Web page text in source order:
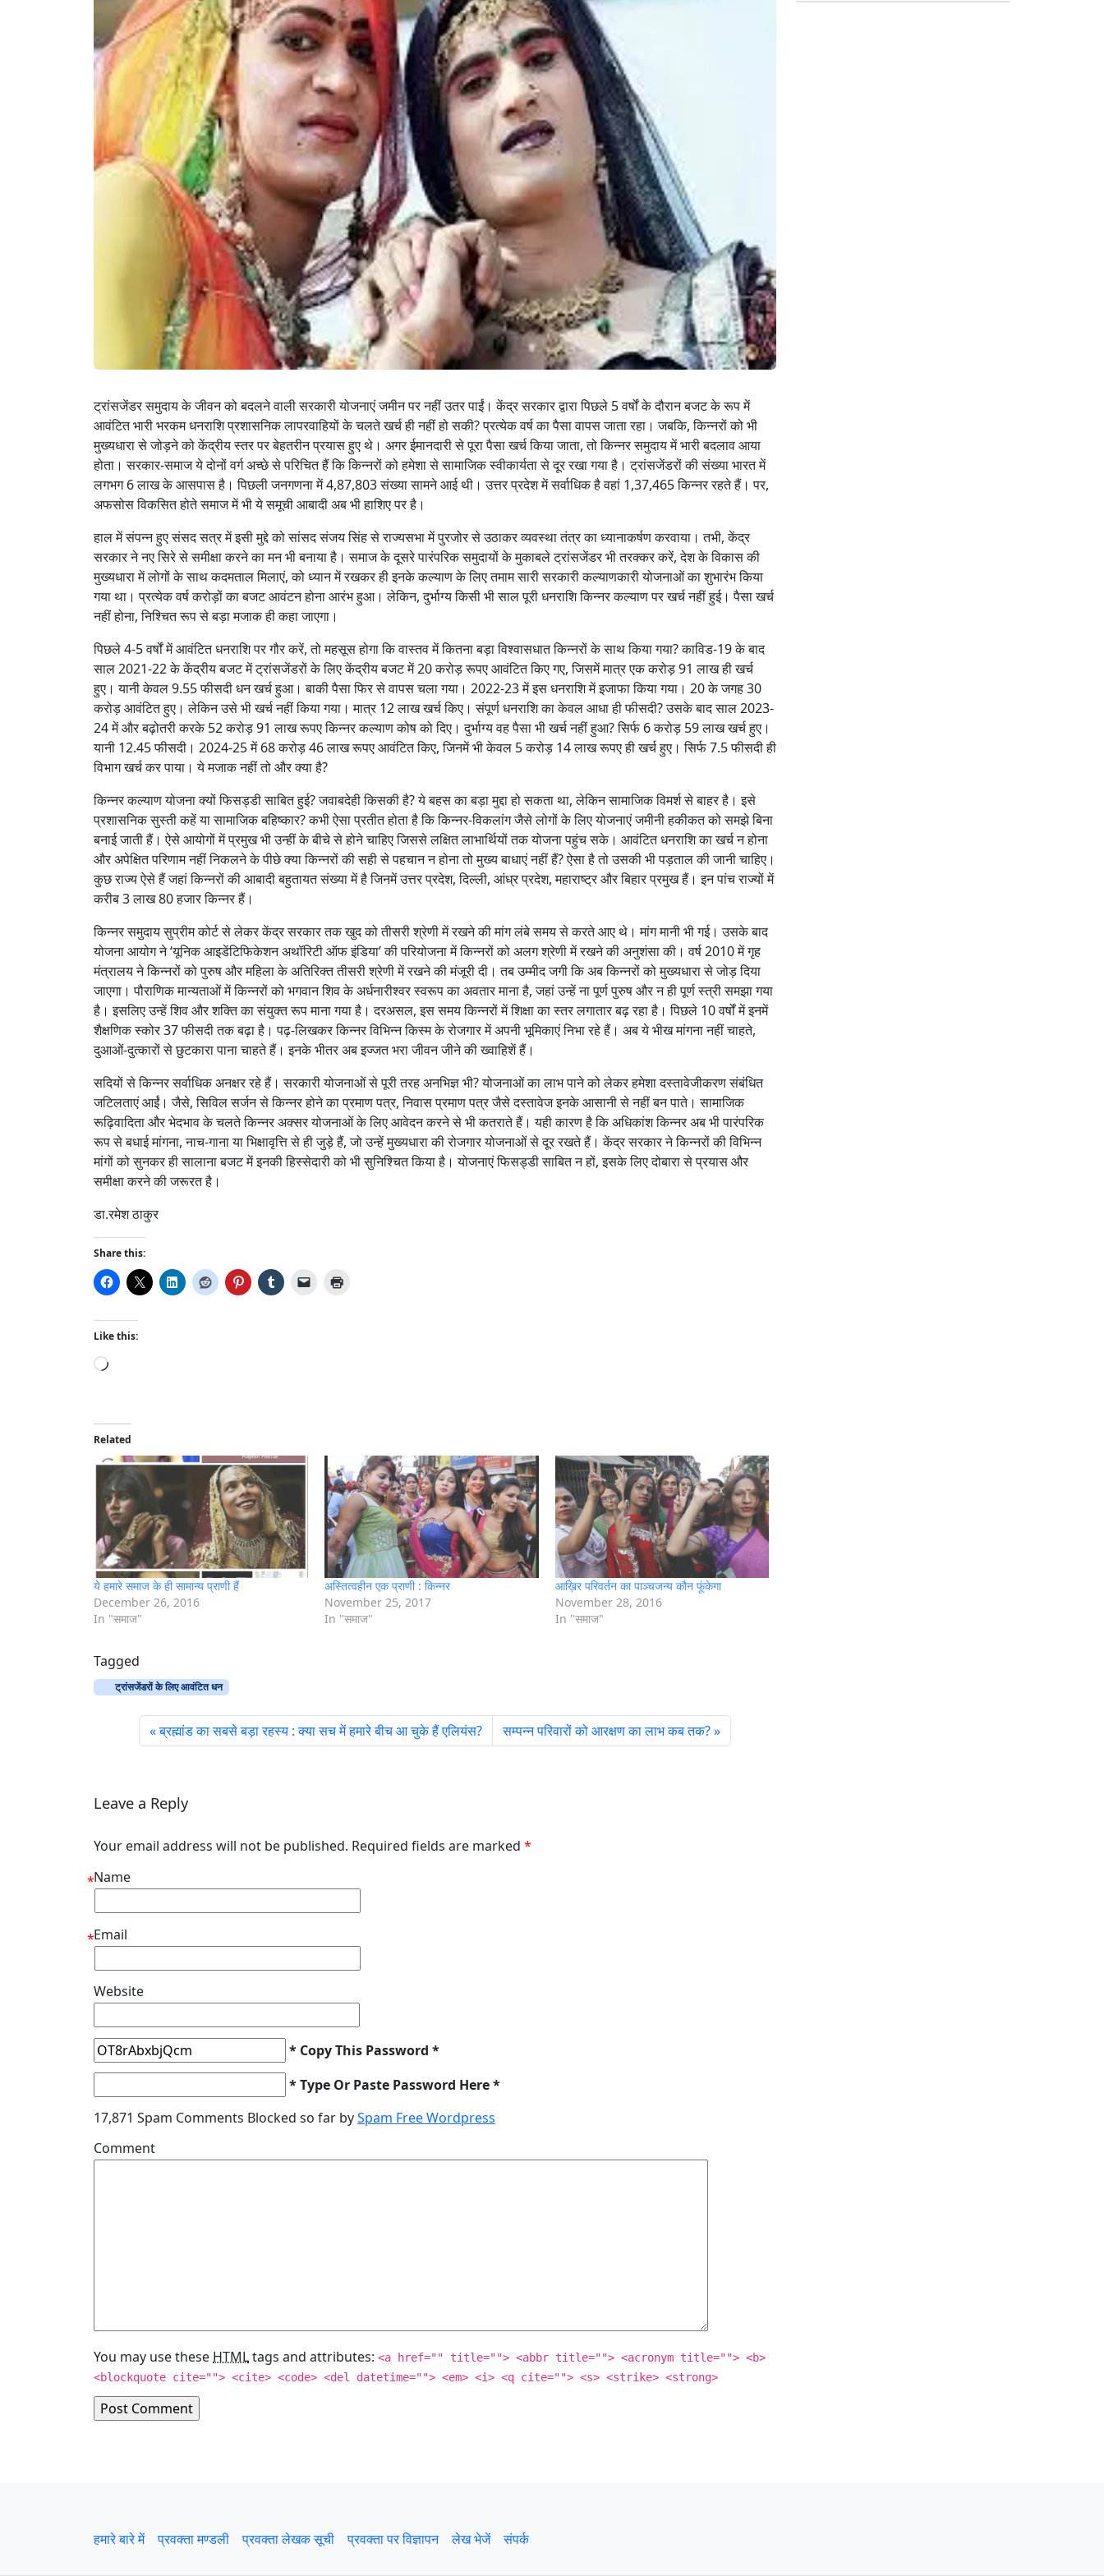
ट्रांसजेंडर समुदाय के जीवन को बदलने वाली सरकारी योजनाएं जमीन पर नहीं उतर पाईं। केंद्र सरकार द्वारा पिछले 5 वर्षों के दौरान बजट के रूप में
आवंटित भारी भरकम धनराशि प्रशासनिक लापरवाहियों के चलते खर्च ही नहीं हो सकी? प्रत्येक वर्ष का पैसा वापस जाता रहा। जबकि, किन्नरों को भी
मुख्यधारा से जोड़ने को केंद्रीय स्तर पर बेहतरीन प्रयास हुए थे। अगर ईमानदारी से पूरा पैसा खर्च किया जाता, तो किन्नर समुदाय में भारी बदलाव आया
होता। सरकार-समाज ये दोनों वर्ग अच्छे से परिचित हैं कि किन्नरों को हमेशा से सामाजिक स्वीकार्यता से दूर रखा गया है। ट्रांसजेंडरों की संख्या भारत में
लगभग 6 लाख के आसपास है। पिछली जनगणना में 4,87,803 संख्या सामने आई थी। उत्तर प्रदेश में सर्वाधिक है वहां 1,37,465 किन्नर रहते हैं। पर,
अफसोस विकसित होते समाज में भी ये समूची आबादी अब भी हाशिए पर है।
हाल में संपन्न हुए संसद सत्र में इसी मुद्दे को सांसद संजय सिंह से राज्यसभा में पुरजोर से उठाकर व्यवस्था तंत्र का ध्यानाकर्षण करवाया। तभी, केंद्र
सरकार ने नए सिरे से समीक्षा करने का मन भी बनाया है। समाज के दूसरे पारंपरिक समुदायों के मुकाबले ट्रांसजेंडर भी तरक्कर करें, देश के विकास की
मुख्यधारा में लोगों के साथ कदमताल मिलाएं, को ध्यान में रखकर ही इनके कल्याण के लिए तमाम सारी सरकारी कल्याणकारी योजनाओं का शुभारंभ किया
गया था। प्रत्येक वर्ष करोड़ों का बजट आवंटन होना आरंभ हुआ। लेकिन, दुर्भाग्य किसी भी साल पूरी धनराशि किन्नर कल्याण पर खर्च नहीं हुई। पैसा खर्च
नहीं होना, निश्चित रूप से बड़ा मजाक ही कहा जाएगा।
पिछले 4-5 वर्षों में आवंटित धनराशि पर गौर करें, तो महसूस होगा कि वास्तव में कितना बड़ा विश्वासधात किन्नरों के साथ किया गया? काविड-19 के बाद
साल 2021-22 के केंद्रीय बजट में ट्रांसजेंडरों के लिए केंद्रीय बजट में 20 करोड़ रूपए आवंटित किए गए, जिसमें मात्र एक करोड़ 91 लाख ही खर्च
हुए। यानी केवल 9.55 फीसदी धन खर्च हुआ। बाकी पैसा फिर से वापस चला गया। 2022-23 में इस धनराशि में इजाफा किया गया। 20 के जगह 30
करोड़ आवंटित हुए। लेकिन उसे भी खर्च नहीं किया गया। मात्र 12 लाख खर्च किए। संपूर्ण धनराशि का केवल आधा ही फीसदी? उसके बाद साल 2023-
24 में और बढ़ोतरी करके 52 करोड़ 91 लाख रूपए किन्नर कल्याण कोष को दिए। दुर्भाग्य वह पैसा भी खर्च नहीं हुआ? सिर्फ 6 करोड़ 59 लाख खर्च हुए।
यानी 12.45 फीसदी। 2024-25 में 68 करोड़ 46 लाख रूपए आवंटित किए, जिनमें भी केवल 5 करोड़ 14 लाख रूपए ही खर्च हुए। सिर्फ 7.5 फीसदी ही
विभाग खर्च कर पाया। ये मजाक नहीं तो और क्या है?
किन्नर कल्याण योजना क्यों फिसड्डी साबित हुई? जवाबदेही किसकी है? ये बहस का बड़ा मुद्दा हो सकता था, लेकिन सामाजिक विमर्श से बाहर है। इसे
प्रशासनिक सुस्ती कहें या सामाजिक बहिष्कार? कभी ऐसा प्रतीत होता है कि किन्नर-विकलांग जैसे लोगों के लिए योजनाएं जमीनी हकीकत को समझे बिना
बनाई जाती हैं। ऐसे आयोगों में प्रमुख भी उन्हीं के बीचे से होने चाहिए जिससे लक्षित लाभार्थियों तक योजना पहुंच सके। आवंटित धनराशि का खर्च न होना
और अपेक्षित परिणाम नहीं निकलने के पीछे क्या किन्नरों की सही से पहचान न होना तो मुख्य बाधाएं नहीं हैं? ऐसा है तो उसकी भी पड़ताल की जानी चाहिए।
कुछ राज्य ऐसे हैं जहां किन्नरों की आबादी बहुतायत संख्या में है जिनमें उत्तर प्रदेश, दिल्ली, आंध्र प्रदेश, महाराष्ट्र और बिहार प्रमुख हैं। इन पांच राज्यों में
करीब 3 लाख 80 हजार किन्नर हैं।
किन्नर समुदाय सुप्रीम कोर्ट से लेकर केंद्र सरकार तक खुद को तीसरी श्रेणी में रखने की मांग लंबे समय से करते आए थे। मांग मानी भी गई। उसके बाद
योजना आयोग ने ‘यूनिक आइडेंटिफिकेशन अथॉरिटी ऑफ इंडिया’ की परियोजना में किन्नरों को अलग श्रेणी में रखने की अनुशंसा की। वर्ष 2010 में गृह
मंत्रालय ने किन्नरों को पुरुष और महिला के अतिरिक्त तीसरी श्रेणी में रखने की मंजूरी दी। तब उम्मीद जगी कि अब किन्नरों को मुख्यधारा से जोड़ दिया
जाएगा। पौराणिक मान्यताओं में किन्नरों को भगवान शिव के अर्धनारीश्वर स्वरूप का अवतार माना है, जहां उन्हें ना पूर्ण पुरुष और न ही पूर्ण स्त्री समझा गया
है। इसलिए उन्हें शिव और शक्ति का संयुक्त रूप माना गया है। दरअसल, इस समय किन्नरों में शिक्षा का स्तर लगातार बढ़ रहा है। पिछले 10 वर्षों में इनमें
शैक्षणिक स्कोर 37 फीसदी तक बढ़ा है। पढ़-लिखकर किन्नर विभिन्न किस्म के रोजगार में अपनी भूमिकाएं निभा रहे हैं। अब ये भीख मांगना नहीं चाहते,
दुआओं-दुत्कारों से छुटकारा पाना चाहते हैं। इनके भीतर अब इज्जत भरा जीवन जीने की ख्वाहिशें हैं।
सदियों से किन्नर सर्वाधिक अनक्षर रहे हैं। सरकारी योजनाओं से पूरी तरह अनभिज्ञ भी? योजनाओं का लाभ पाने को लेकर हमेशा दस्तावेजीकरण संबंधित
जटिलताएं आईं। जैसे, सिविल सर्जन से किन्नर होने का प्रमाण पत्र, निवास प्रमाण पत्र जैसे दस्तावेज इनके आसानी से नहीं बन पाते। सामाजिक
रूढ़िवादिता और भेदभाव के चलते किन्नर अक्सर योजनाओं के लिए आवेदन करने से भी कतराते हैं। यही कारण है कि अधिकांश किन्नर अब भी पारंपरिक
रूप से बधाई मांगना, नाच-गाना या भिक्षावृत्ति से ही जुड़े हैं, जो उन्हें मुख्यधारा की रोजगार योजनाओं से दूर रखते हैं। केंद्र सरकार ने किन्नरों की विभिन्न
मांगों को सुनकर ही सालाना बजट में इनकी हिस्सेदारी को भी सुनिश्चित किया है। योजनाएं फिसड्डी साबित न हों, इसके लिए दोबारा से प्रयास और
समीक्षा करने की जरूरत है।
डा.रमेश ठाकुर
Share this:
Like this:
L
d
i
n
g
…
Related
ये हमारे समाज के ही सामान्य प्राणी हैं
December 26, 2016
In "समाज"
अस्तित्वहीन एक प्राणी : किन्नर
November 25, 2017
In "समाज"
आख़िर परिवर्तन का पाञ्चजन्य कौन फूंकेगा
November 28, 2016
In "समाज"
Tagged
ट्रांसजेंडरों के लिए आवंटित धन
ब्रह्मांड का सबसे बड़ा रहस्य : क्या सच में हमारे बीच आ चुके हैं एलियंस? सम्पन्न परिवारों को आरक्षण का लाभ कब तक?
Leave a Reply
Your email address will not be published. Required fields are marked *
Name
*
Email
*
Website
* Copy This Password *
* Type Or Paste Password Here *
17,871 Spam Comments Blocked so far bySpam Free Wordpress
Comment
You may use these HTMLtags and attributes: <a href="" title=""> <abbr title=""> <acronym title=""> <b>
<blockquote cite=""> <cite> <code> <del datetime=""> <em> <i> <q cite=""> <s> <strike> <strong>
हमारे बारे में प्रवक्‍ता मण्डली प्रवक्ता लेखक सूची प्रवक्ता पर विज्ञापन लेख भेजें संपर्क